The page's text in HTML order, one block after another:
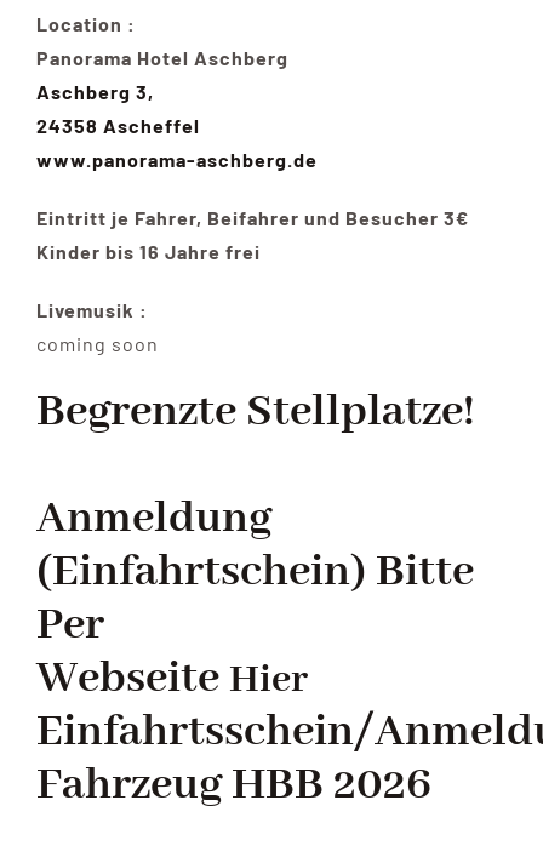
Location :
Panorama Hotel Aschberg
Aschberg 3,
24358 Ascheffel
www.panorama-aschberg.de
Eintritt je Fahrer, Beifahrer und Besucher 3€
Kinder bis 16 Jahre frei
Livemusik :
coming soon
Begrenzte Stellplatze!
Anmeldung
(Einfahrtschein) Bitte
Per
Webseite Hier
Einfahrtsschein/
Fahrzeug HBB 2026